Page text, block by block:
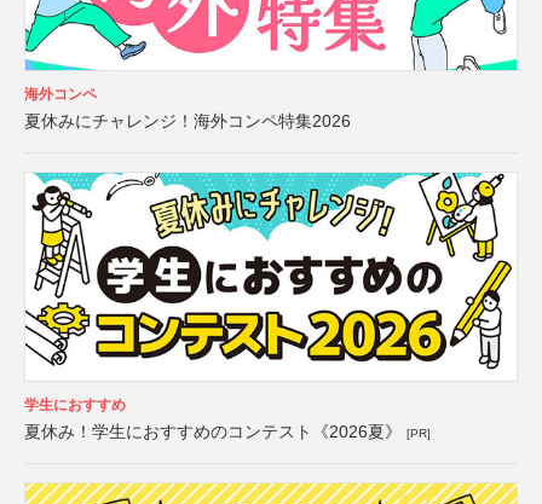
海外コンペ
夏休みにチャレンジ！海外コンペ特集2026
学生におすすめ
夏休み！学生におすすめのコンテスト《2026夏》 [PR]